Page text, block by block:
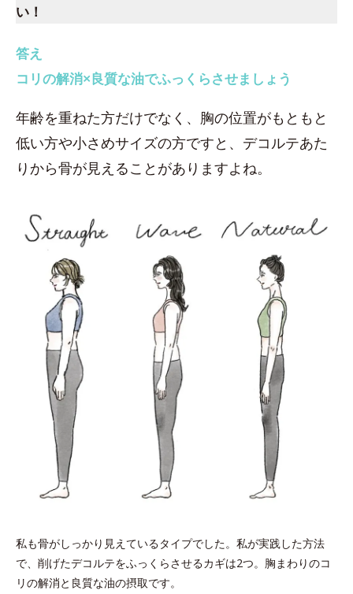
い！
答え
コリの解消×良質な油でふっくらさせましょう
年齢を重ねた方だけでなく、胸の位置がもともと
低い方や小さめサイズの方ですと、デコルテあた
りから骨が見えることがありますよね。
私も骨がしっかり見えているタイプでした。私が実践した方法
で、削げたデコルテをふっくらさせるカギは2つ。胸まわりのコ
リの解消と良質な油の摂取です。